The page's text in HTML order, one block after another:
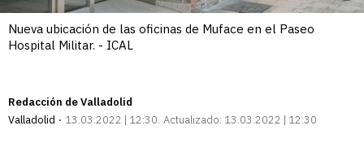
Nueva ubicación de las oficinas de Muface en el Paseo
Hospital Militar. - ICAL
Redacción de Valladolid
Valladolid
13.03.2022 | 12:30 Actualizado: 13.03.2022 | 12:30